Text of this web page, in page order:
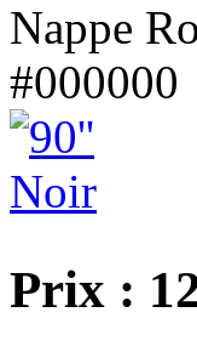
Nappe
#000000
Prix :